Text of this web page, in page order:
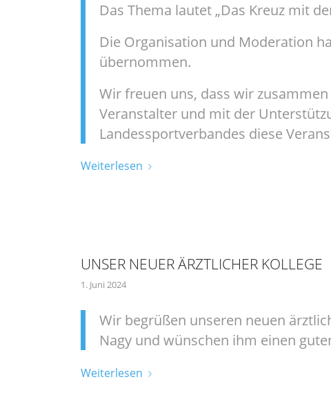
Das Thema lautet „Das Kreuz mit
Die Organisation und Moderation
übernommen.
Wir freuen uns, dass wir
Veranstalter und mit der
Landessportverbandes diese
Weiterlesen
UNSER NEUER ÄRZTLICHER KOLLEGE
1. Juni 2024
Wir begrüßen unseren neuen
Nagy und wünschen ihm einen
Weiterlesen